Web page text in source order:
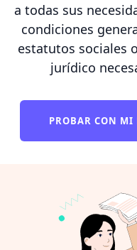
a todas sus
condiciones
estatutos sociales
jurídico
PROBAR CON